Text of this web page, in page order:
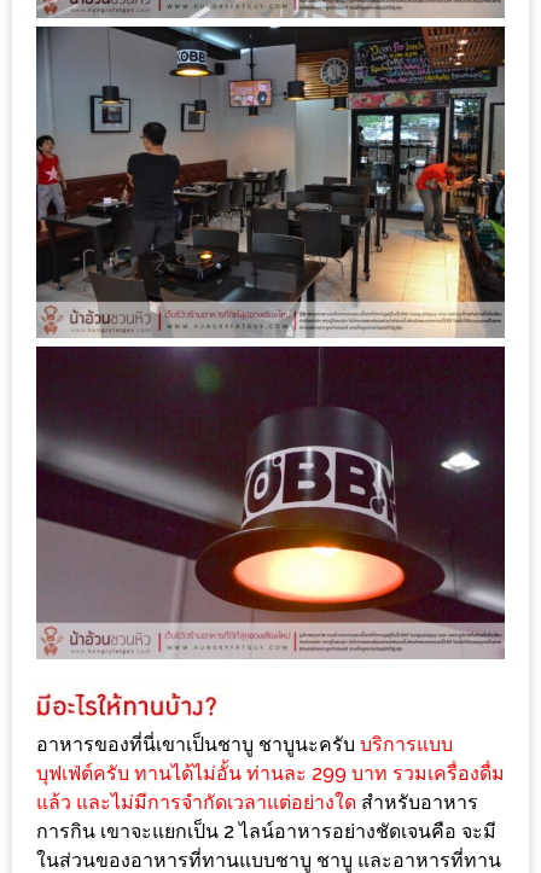
ที่
เทศกาล
เบียร์
ใหญ่
ใน
โลก
กับ
โรง
ลิ
เดย์
เชียงใหม่
TIME
ทำไม
เรา
ไม่
ทำ
อาหาร
อาหารของที่นี่เขาเป็นชาบู ชาบูนะครับ บริการแบบ
บุฟเฟ่ต์ครับ ทานได้ไม่อั้น ท่านละ 299 บาท รวมเครื่องดื่ม
แล้ว และไม่มีการจำกัดเวลาแต่อย่างใด สำหรับอาหาร
การกิน เขาจะแยกเป็น 2 ไลน์อาหารอย่างชัดเจนคือ จะมี
ในส่วนของอาหารที่ทานแบบชาบู ชาบู และอาหารที่ทาน